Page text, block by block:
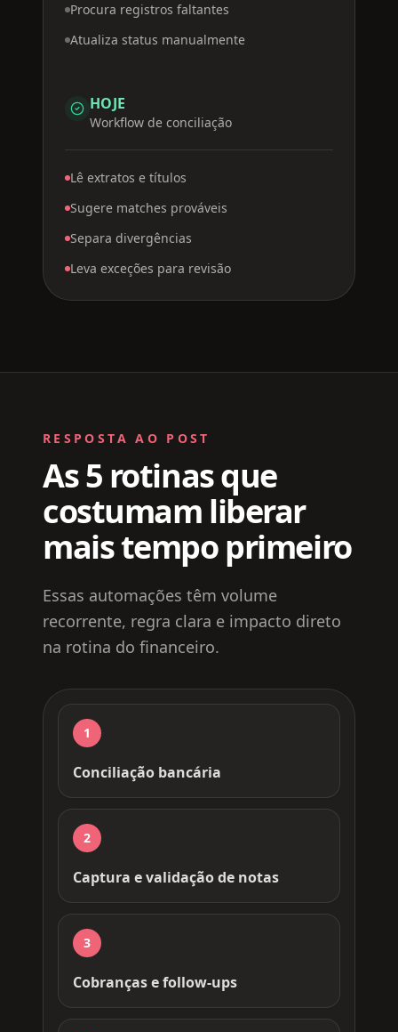
Procura registros faltantes
Atualiza status manualmente
HOJE
Workflow de conciliação
Lê extratos e títulos
Sugere matches prováveis
Separa divergências
Leva exceções para revisão
RESPOSTA AO POST
As 5 rotinas que
costumam liberar
mais tempo primeiro
Essas automações têm volume
recorrente, regra clara e impacto direto
na rotina do financeiro.
1
Conciliação bancária
2
Captura e validação de notas
3
Cobranças e follow-ups